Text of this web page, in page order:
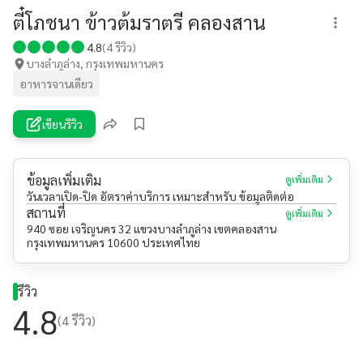
ตี๋โภชนา ข้าวต้มราตรี คลองสาน
4.8(4รีวิว)
บางลำภูล่าง, กรุงเทพมหานคร
อาหารจานเดียว
เขียนรีวิว
ข้อมูลเพิ่มเติม ดูเพิ่มเติม
วันเวลาเปิด-ปิด อัตราค่าบริการ เหมาะสำหรับ ข้อมูลติดต่อ
สถานที่ ดูเพิ่มเติม
940 ซอย เจริญนคร 32 แขวงบางลำภูล่าง เขตคลองสาน
กรุงเทพมหานคร 10600 ประเทศไทย
รีวิว
4.8(4รีวิว)